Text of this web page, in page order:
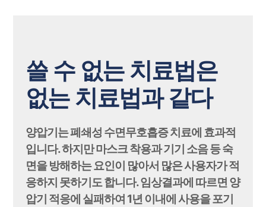
쓸 수 없는 치료법은
없는 치료법과 같다
양압기는 폐쇄성 수면무호흡증 치료에 효과적
입니다.하지만 마스크 착용과 기기 소음 등 숙
면을 방해하는 요인이 많아서 많은 사용자가 적
응하지 못하기도 합니다.임상결과에 따르면 양
압기 적응에 실패하여 1년 이내에 사용을 포기